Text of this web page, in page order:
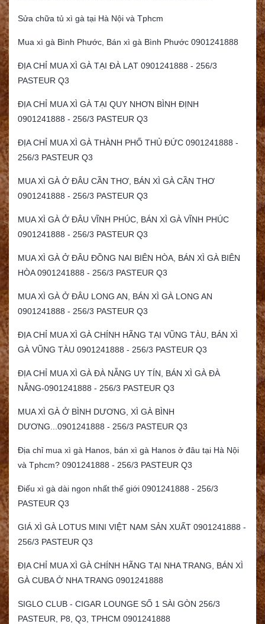
Sửa chữa tủ xì gà tại Hà Nội và Tphcm
Mua xì gà Bình Phước, Bán xì gà Bình Phước 0901241888
ĐỊA CHỈ MUA XÌ GÀ TẠI ĐÀ LẠT 0901241888 - 256/3
PASTEUR Q3
ĐỊA CHỈ MUA XÌ GÀ TẠI QUY NHƠN BÌNH ĐỊNH
0901241888 - 256/3 PASTEUR Q3
ĐỊA CHỈ MUA XÌ GÀ THÀNH PHỐ THỦ ĐỨC 0901241888 -
256/3 PASTEUR Q3
MUA XÌ GÀ Ở ĐÂU CẦN THƠ, BÁN XÌ GÀ CẦN THƠ
0901241888 - 256/3 PASTEUR Q3
MUA XÌ GÀ Ở ĐÂU VĨNH PHÚC, BÁN XÌ GÀ VĨNH PHÚC
0901241888 - 256/3 PASTEUR Q3
MUA XÌ GÀ Ở ĐÂU ĐỒNG NAI BIÊN HÒA, BÁN XÌ GÀ BIÊN
HÒA 0901241888 - 256/3 PASTEUR Q3
MUA XÌ GÀ Ở ĐÂU LONG AN, BÁN XÌ GÀ LONG AN
0901241888 - 256/3 PASTEUR Q3
ĐỊA CHỈ MUA XÌ GÀ CHÍNH HÃNG TẠI VŨNG TÀU, BÁN XÌ
GÀ VŨNG TÀU 0901241888 - 256/3 PASTEUR Q3
ĐỊA CHỈ MUA XÌ GÀ ĐÀ NẴNG UY TÍN, BÁN XÌ GÀ ĐÀ
NẴNG-0901241888 - 256/3 PASTEUR Q3
MUA XÌ GÀ Ở BÌNH DƯƠNG, XÌ GÀ BÌNH
DƯƠNG...0901241888 - 256/3 PASTEUR Q3
Địa chỉ mua xì gà Hanos, bán xì gà Hanos ở đâu tại Hà Nội
và Tphcm? 0901241888 - 256/3 PASTEUR Q3
Điếu xì gà dài ngon nhất thế giới 0901241888 - 256/3
PASTEUR Q3
GIÁ XÌ GÀ LOTUS MINI VIỆT NAM SẢN XUẤT 0901241888 -
256/3 PASTEUR Q3
ĐỊA CHỈ MUA XÌ GÀ CHÍNH HÃNG TẠI NHA TRANG, BÁN XÌ
GÀ CUBA Ở NHA TRANG 0901241888
SIGLO CLUB - CIGAR LOUNGE SỐ 1 SÀI GÒN 256/3
PASTEUR, P8, Q3, TPHCM 0901241888